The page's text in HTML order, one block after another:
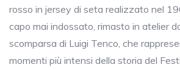
rosso in jersey di seta realizzato nel
capo mai indossato, rimasto in atelier
scomparsa di Luigi Tenco, che
momenti più intensi della storia del